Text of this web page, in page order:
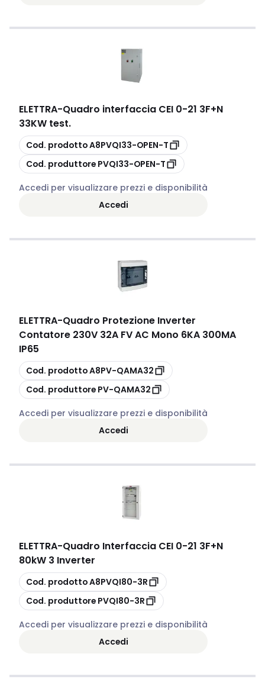
ELETTRA-Quadro interfaccia CEI 0-21 3F+N
33KW test.
copia
Cod. prodottoA8PVQI33-OPEN-T
copia
Cod. produttore PVQI33-OPEN-T
Accedi per visualizzare prezzi e disponibilità
Accedi
ELETTRA-Quadro Protezione Inverter
Contatore 230V 32A FV AC Mono 6KA 300MA
IP65
copia
Cod. prodottoA8PV-QAMA32
copia
Cod. produttore PV-QAMA32
Accedi per visualizzare prezzi e disponibilità
Accedi
ELETTRA-Quadro Interfaccia CEI 0-21 3F+N
80kW 3 Inverter
copia
Cod. prodottoA8PVQI80-3R
copia
Cod. produttore PVQI80-3R
Accedi per visualizzare prezzi e disponibilità
Accedi